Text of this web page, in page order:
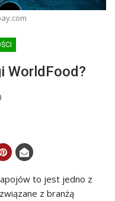
WorldFood?
to jest jedno z
z branżą